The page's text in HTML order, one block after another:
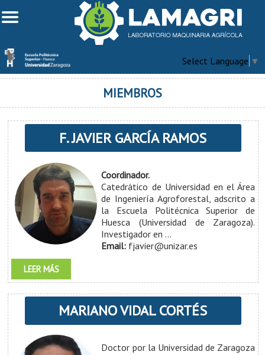
Select Language ▼
MIEMBROS
F. JAVIER GARCÍA RAMOS
Coordinador.
Catedrático de Universidad en el Área
de Ingeniería Agroforestal, adscrito a
la Escuela Politécnica Superior de
Huesca (Universidad de Zaragoza).
Investigador en ...
Email: fjavier@unizar.es
LEER MÁS
MARIANO VIDAL CORTÉS
Doctor por la Universidad de Zaragoza